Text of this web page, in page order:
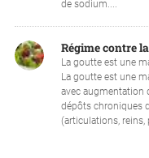
de sodium....
Régime contre
La goutte est une
La goutte est une
avec augmentation
dépôts chroniques
(articulations, reins,